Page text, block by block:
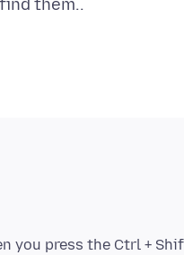
you press the Ctrl +